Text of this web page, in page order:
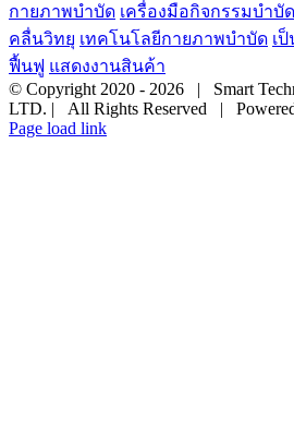
กายภาพบำบัด เครื่องมือกิจกรรมบำบัด
คลื่นวิทยุ เทคโนโลยีกายภาพบำบัด เ
ฟื้นฟู แสดงงานสินค้า
© Copyright 2020 - 2026 | Smart
LTD. | All Rights Reserved |
Page load link